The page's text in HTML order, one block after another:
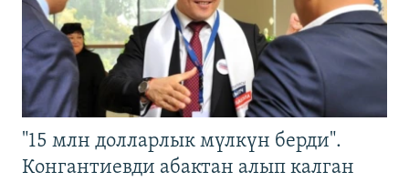
"15 млн долларлык мүлкүн берди".
Конгантиевди абактан алып калган